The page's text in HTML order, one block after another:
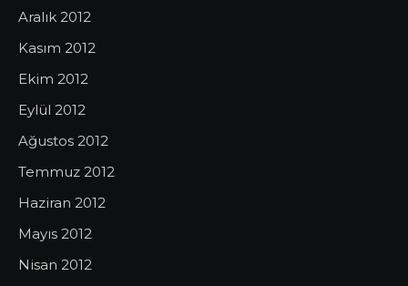
Aralık 2012
Kasım 2012
Ekim 2012
Eylül 2012
Ağustos 2012
Temmuz 2012
Haziran 2012
Mayıs 2012
Nisan 2012